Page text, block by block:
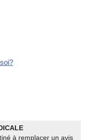
à remplacer un avis